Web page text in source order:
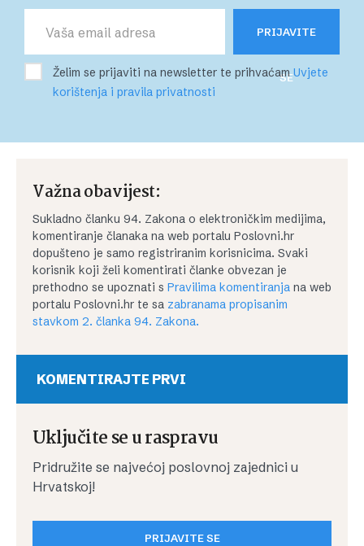
PRIJAVITE
SE
Želim se prijaviti na newsletter te prihvaćamUvjete
korištenja i pravila privatnosti
Važna obavijest:
Sukladno članku 94. Zakona o elektroničkim medijima,
komentiranje članaka na web portalu Poslovni.hr
dopušteno je samo registriranim korisnicima. Svaki
korisnik koji želi komentirati članke obvezan je
prethodno se upoznati s Pravilima komentiranja na web
portalu Poslovni.hr te sa zabranama propisanim
stavkom 2. članka 94. Zakona.
KOMENTIRAJTE PRVI
Uključite se u raspravu
Pridružite se najvećoj poslovnoj zajednici u
Hrvatskoj!
PRIJAVITE SE